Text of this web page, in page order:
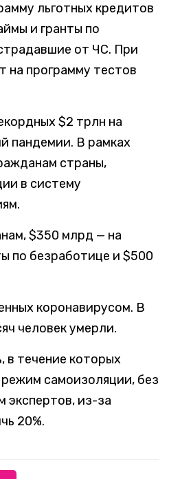
льготных кредитов
и гранты по
от ЧС. При
на программу тестов
$2 трлн на
пандемии. В рамках
страны,
в систему
$350 млрд — на
по безработице и $500
коронавирусом. В
человек умерли.
в течение которых
самоизоляции, без
экспертов, из-за
20%.